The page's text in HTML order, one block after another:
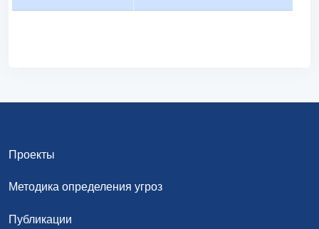
Проекты
Методика определения угроз
Публикации